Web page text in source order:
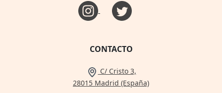
CONTACTO
C/ Cristo 3,
28015 Madrid (España)